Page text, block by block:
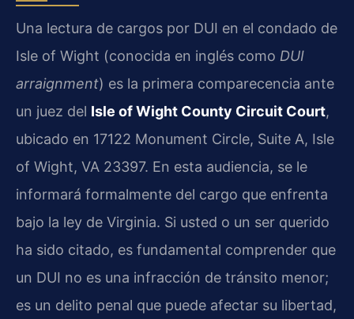
Una lectura de cargos por DUI en el condado de
Isle of Wight (conocida en inglés como DUI
arraignment) es la primera comparecencia ante
un juez del Isle of Wight County Circuit Court,
ubicado en 17122 Monument Circle, Suite A, Isle
of Wight, VA 23397. En esta audiencia, se le
informará formalmente del cargo que enfrenta
bajo la ley de Virginia. Si usted o un ser querido
ha sido citado, es fundamental comprender que
un DUI no es una infracción de tránsito menor;
es un delito penal que puede afectar su libertad,